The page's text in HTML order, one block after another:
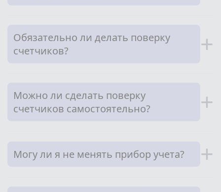
Обязательно ли делать поверку
счетчиков?
+
Можно ли сделать поверку
счетчиков самостоятельно?
+
Могу ли я не менять прибор учета? +